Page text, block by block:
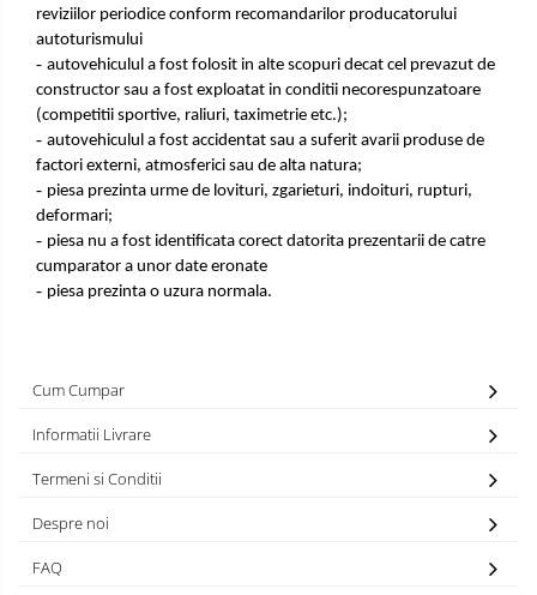
reviziilor periodice conform recomandarilor producatorului
autoturismului
- autovehiculul a fost folosit in alte scopuri decat cel prevazut de
constructor sau a fost exploatat in conditii necorespunzatoare
(competitii sportive, raliuri, taximetrie etc.);
- autovehiculul a fost accidentat sau a suferit avarii produse de
factori externi, atmosferici sau de alta natura;
- piesa prezinta urme de lovituri, zgarieturi, indoituri, rupturi,
deformari;
- piesa nu a fost identificata corect datorita prezentarii de catre
cumparator a unor date eronate
- piesa prezinta o uzura normala.
Cum Cumpar
Informatii Livrare
Termeni si Conditii
Despre noi
FAQ